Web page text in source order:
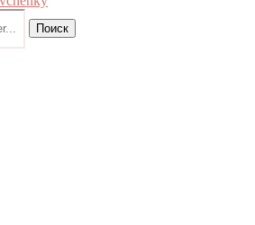
Поиск